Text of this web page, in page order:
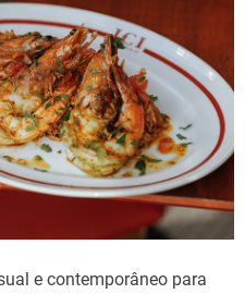
e contemporâneo para